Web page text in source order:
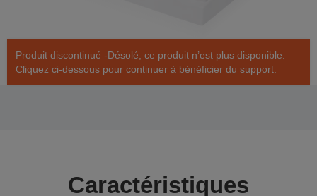
Produit discontinué -Désolé, ce produit n’est plus disponible.
Cliquez ci-dessous pour continuer à bénéficier du support.
Caractéristiques